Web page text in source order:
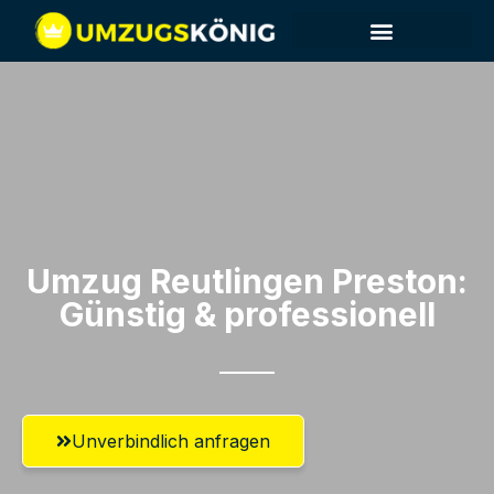
Umzug Reutlingen​ Preston:
Günstig & professionell​
Unverbindlich anfragen